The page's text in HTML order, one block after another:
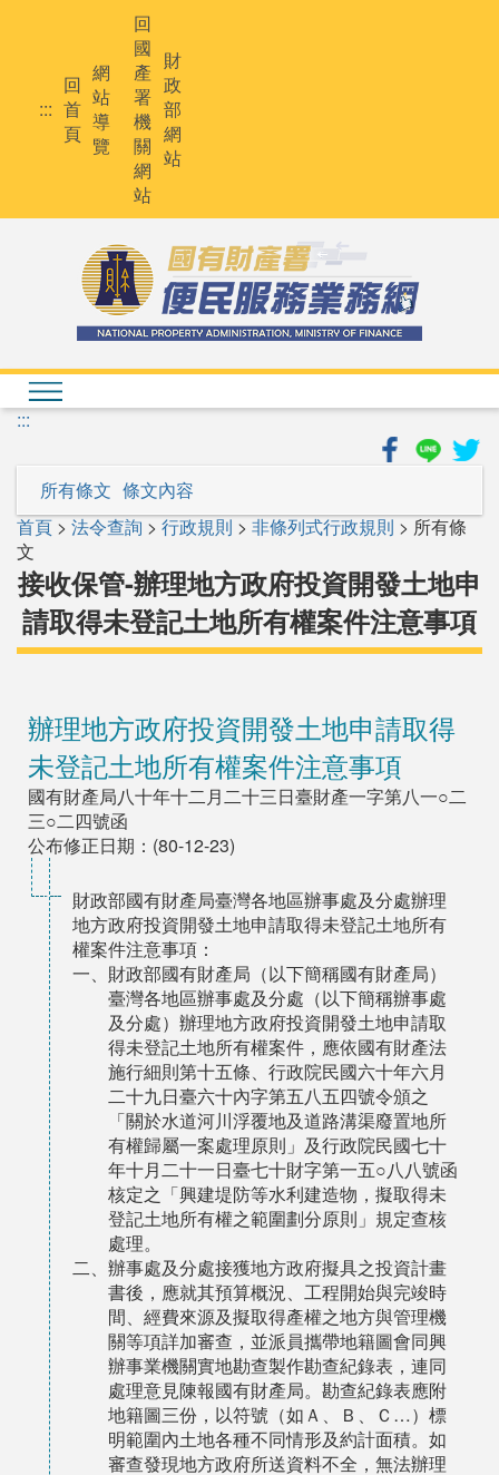
:::
回
首
頁
網
站
導
覽
回
國
產
署
機
關
網
站
財
政
部
網
站
:::
所有條文 條文內容
首頁 > 法令查詢 > 行政規則 > 非條列式行政規則 > 所有條
文
接收保管-辦理地方政府投資開發土地申
請取得未登記土地所有權案件注意事項
辦理地方政府投資開發土地申請取得
未登記土地所有權案件注意事項
國有財產局八十年十二月二十三日臺財產一字第八一○二
三○二四號函
公布修正日期：(80-12-23)
財政部國有財產局臺灣各地區辦事處及分處辦理
地方政府投資開發土地申請取得未登記土地所有
權案件注意事項：
一、財政部國有財產局（以下簡稱國有財產局）
臺灣各地區辦事處及分處（以下簡稱辦事處
及分處）辦理地方政府投資開發土地申請取
得未登記土地所有權案件，應依國有財產法
施行細則第十五條、行政院民國六十年六月
二十九日臺六十內字第五八五四號令頒之
「關於水道河川浮覆地及道路溝渠廢置地所
有權歸屬一案處理原則」及行政院民國七十
年十月二十一日臺七十財字第一五○八八號函
核定之「興建堤防等水利建造物，擬取得未
登記土地所有權之範圍劃分原則」規定查核
處理。
二、辦事處及分處接獲地方政府擬具之投資計畫
書後，應就其預算概況、工程開始與完竣時
間、經費來源及擬取得產權之地方與管理機
關等項詳加審查，並派員攜帶地籍圖會同興
辦事業機關實地勘查製作勘查紀錄表，連同
處理意見陳報國有財產局。勘查紀錄表應附
地籍圖三份，以符號（如Ａ、Ｂ、Ｃ…）標
明範圍內土地各種不同情形及約計面積。如
審查發現地方政府所送資料不全，無法辦理